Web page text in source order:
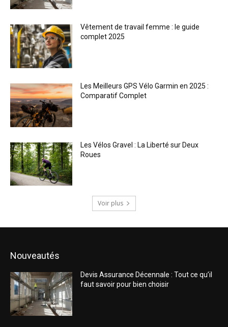
Vêtement de travail femme : le guide
complet 2025
Les Meilleurs GPS Vélo Garmin en 2025 :
Comparatif Complet
Les Vélos Gravel : La Liberté sur Deux
Roues
Voir plus
Nouveautés
Devis Assurance Décennale : Tout ce qu’il
faut savoir pour bien choisir